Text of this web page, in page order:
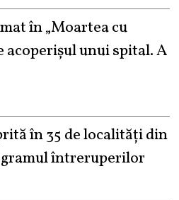
în „Moartea cu
acoperișul unui spital. A
în 35 de localități din
întreruperilor